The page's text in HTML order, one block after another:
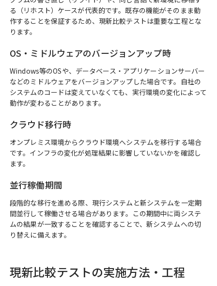
る（リホスト）ケースが代表的です。既存の機能がそのまま動
作することを保証するため、現新比較テストは重要な工程とな
ります。
OS・ミドルウェアのバージョンアップ時
Windows等のOSや、データベース・アプリケーションサーバー
などのミドルウェアをバージョンアップした場合です。自社の
システムのコードは変えていなくても、実行環境の変化によって
動作が変わることがあります。
クラウド移行時
オンプレミス環境からクラウド環境へシステムを移行する場合
です。インフラの変化が処理結果に影響していないかを確認し
ます。
並行稼働期間
段階的な移行を進める際、現行システムと新システムを一定期
間並行して稼働させる場合があります。この期間中に両システ
ムの結果が一致することを確認することで、新システムへの切
り替えに備えます。
現新比較テストの実施方法・工程